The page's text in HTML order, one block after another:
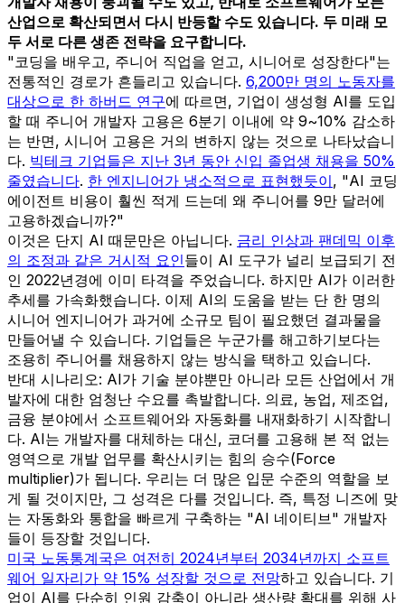
산업으로 확산되면서 다시 반등할 수도 있습니다. 두 미래 모
두 서로 다른 생존 전략을 요구합니다.
"코딩을 배우고, 주니어 직업을 얻고, 시니어로 성장한다"는
전통적인 경로가 흔들리고 있습니다. 6,200만 명의 노동자를
대상으로 한 하버드 연구에 따르면, 기업이 생성형 AI를 도입
할 때 주니어 개발자 고용은 6분기 이내에 약 9~10% 감소하
는 반면, 시니어 고용은 거의 변하지 않는 것으로 나타났습니
다. 빅테크 기업들은 지난 3년 동안 신입 졸업생 채용을 50%
줄였습니다. 한 엔지니어가 냉소적으로 표현했듯이, "AI 코딩
에이전트 비용이 훨씬 적게 드는데 왜 주니어를 9만 달러에
고용하겠습니까?"
이것은 단지 AI 때문만은 아닙니다. 금리 인상과 팬데믹 이후
의 조정과 같은 거시적 요인들이 AI 도구가 널리 보급되기 전
인 2022년경에 이미 타격을 주었습니다. 하지만 AI가 이러한
추세를 가속화했습니다. 이제 AI의 도움을 받는 단 한 명의
시니어 엔지니어가 과거에 소규모 팀이 필요했던 결과물을
만들어낼 수 있습니다. 기업들은 누군가를 해고하기보다는
조용히 주니어를 채용하지 않는 방식을 택하고 있습니다.
반대 시나리오: AI가 기술 분야뿐만 아니라 모든 산업에서 개
발자에 대한 엄청난 수요를 촉발합니다. 의료, 농업, 제조업,
금융 분야에서 소프트웨어와 자동화를 내재화하기 시작합니
다. AI는 개발자를 대체하는 대신, 코더를 고용해 본 적 없는
영역으로 개발 업무를 확산시키는 힘의 승수(Force
multiplier)가 됩니다. 우리는 더 많은 입문 수준의 역할을 보
게 될 것이지만, 그 성격은 다를 것입니다. 즉, 특정 니즈에 맞
는 자동화와 통합을 빠르게 구축하는 "AI 네이티브" 개발자
들이 등장할 것입니다.
미국 노동통계국은 여전히 2024년부터 2034년까지 소프트
웨어 일자리가 약 15% 성장할 것으로 전망하고 있습니다. 기
업이 AI를 단순히 인원 감축이 아니라 생산량 확대를 위해 사